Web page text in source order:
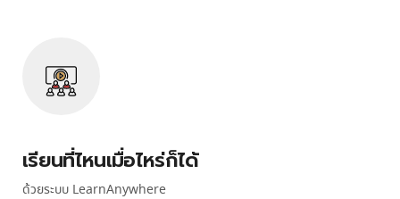
เรียนที่ไหนเมื่อไหร่ก็ได้
ด้วยระบบ LearnAnywhere